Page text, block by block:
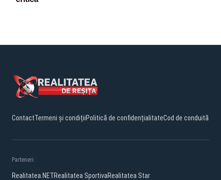
ContactTermeni și condițiiPolitică de confidențialitateCod de conduită
Parteneri:
Realitatea.NETRealitatea SportivaRealitatea Star